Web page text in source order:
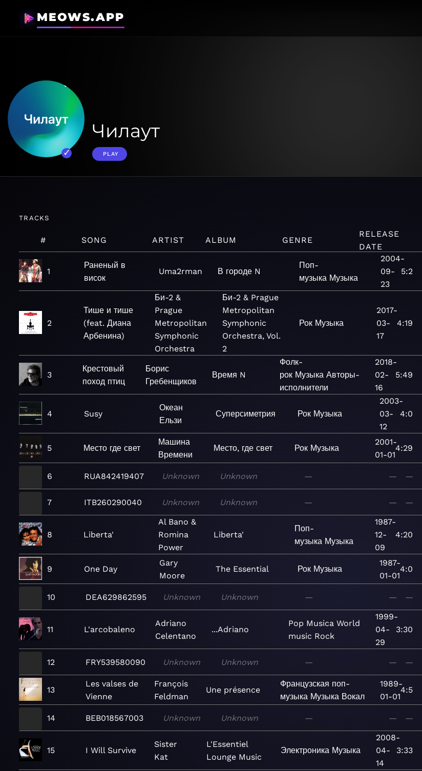
MEOWS.APP
Чилаут
PLAY
TRACKS
# SONG ARTIST ALBUM GENRE
RELEASE
DATE
1
Раненый в
висок
Uma2rman В городе N
Поп-
музыка Музыка
2004-
09-
23
5:2
2
Тише и тише
(feat. Диана
Арбенина)
Би-2 &
Prague
Metropolitan
Symphonic
Orchestra
Би-2 & Prague
Metropolitan
Symphonic
Orchestra, Vol.
2
Рок Музыка
2017-
03-
17
4:19
3
Крестовый
поход птиц
Борис
Гребенщиков
Время N
Фолк-
рок Музыка Авторы-
исполнители
2018-
02-
16
5:49
4 Susy
Океан
Ельзи
Суперсиметрия Рок Музыка
2003-
03-
12
4:0
5 Место где свет
Машина
Времени
Место, где свет Рок Музыка
2001-
01-01
4:29
6 RUA842419407 Unknown Unknown — — —
7 ITB260290040 Unknown Unknown — — —
8 Liberta'
Al Bano &
Romina
Power
Liberta'
Поп-
музыка Музыка
1987-
12-
09
4:20
9 One Day
Gary
Moore
The Essential Рок Музыка
1987-
01-01
4:0
10 DEA629862595 Unknown Unknown — — —
11 L'arcobaleno
Adriano
Celentano
...Adriano
Pop Musica World
music Rock
1999-
04-
29
3:30
12 FRY539580090 Unknown Unknown — — —
13
Les valses de
Vienne
François
Feldman
Une présence
Французская поп-
музыка Музыка Вокал
1989-
01-01
4:5
14 BEB018567003 Unknown Unknown — — —
15 I Will Survive
Sister
Kat
L'Essentiel
Lounge Music
Электроника Музыка
2008-
04-
14
3:33